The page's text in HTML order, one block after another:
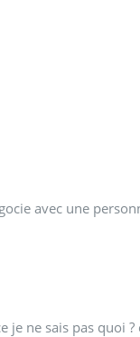
avec une
je ne sais pas quoi